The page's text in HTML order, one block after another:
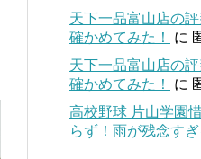
天下一品富山店の
確かめてみた！
に
天下一品富山店の
確かめてみた！
に
高校野球 片山学園
らず！雨が残念すぎ